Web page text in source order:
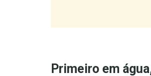
Um erro frequente é